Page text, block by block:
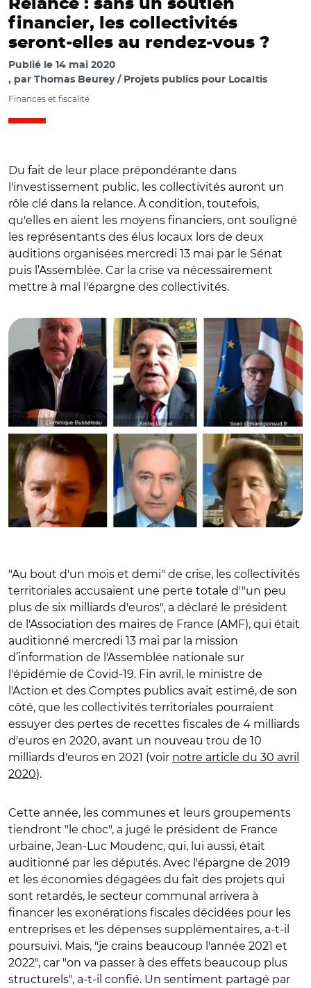
Relance : sans un soutien
financier, les collectivités
seront-elles au rendez-vous ?
Publié le 14 mai 2020
par Thomas Beurey / Projets publics pour Localtis
Finances et fiscalité
Du fait de leur place prépondérante dans
l'investissement public, les collectivités auront un
rôle clé dans la relance. À condition, toutefois,
qu'elles en aient les moyens financiers, ont souligné
les représentants des élus locaux lors de deux
auditions organisées mercredi 13 mai par le Sénat
puis l’Assemblée. Car la crise va nécessairement
mettre à mal l'épargne des collectivités.
"Au bout d'un mois et demi" de crise, les collectivités
territoriales accusaient une perte totale d'"un peu
plus de six milliards d'euros", a déclaré le président
de l'Association des maires de France (AMF), qui était
auditionné mercredi 13 mai par la mission
d’information de l'Assemblée nationale sur
l'épidémie de Covid-19. Fin avril, le ministre de
l'Action et des Comptes publics avait estimé, de son
côté, que les collectivités territoriales pourraient
essuyer des pertes de recettes fiscales de 4 milliards
d'euros en 2020, avant un nouveau trou de 10
milliards d'euros en 2021 (voir notre article du 30 avril
2020).
Cette année, les communes et leurs groupements
tiendront "le choc", a jugé le président de France
urbaine, Jean-Luc Moudenc, qui, lui aussi, était
auditionné par les députés. Avec l'épargne de 2019
et les économies dégagées du fait des projets qui
sont retardés, le secteur communal arrivera à
financer les exonérations fiscales décidées pour les
entreprises et les dépenses supplémentaires, a-t-il
poursuivi. Mais, "je crains beaucoup l'année 2021 et
2022", car "on va passer à des effets beaucoup plus
structurels", a-t-il confié. Un sentiment partagé par